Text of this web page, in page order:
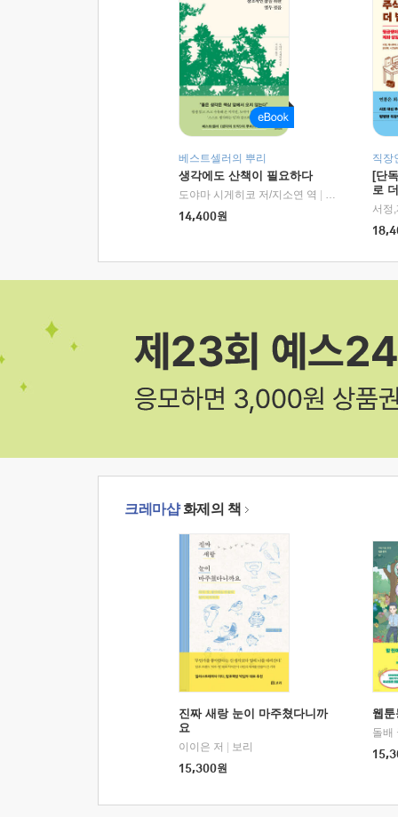
베스트셀러의 뿌리
생각에도 산책이 필요하다
도야마 시게히코 저/지소연 역
알에이치코리
14,400원
직장
[단
로
크레마샵화제의 책
진짜 새랑 눈이 마주쳤다니까
요
이이은 저
보리
15,300원
웹
돌배